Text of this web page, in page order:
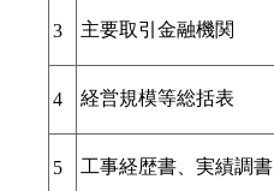
3 主要取引金融機関
4 経営規模等総括表
5 工事経歴書、実績調書